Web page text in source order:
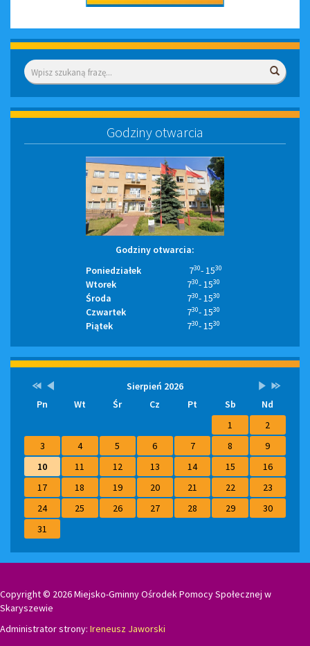
Wyszukiwarka
Godziny otwarcia
Godziny otwarcia:
Poniedziałek 730- 1530
Wtorek 730- 1530
Środa 730- 1530
Czwartek 730- 1530
Piątek 730- 1530
Kalendarz Lista
wydarzeń
Sierpień 2026Brak
w
Przestaw
na
Przestaw
na
Przestaw
na
Wrzesień
2026
Przestaw
na
Sierpień
2027
Pn Wt Śr Cz Pt Sb
Nd
1
2
3
4 5 6 7 8
9
10
11 12 13 14 15
16
17
18 19 20 21 22
23
24
25 26 27 28 29
30
31
Copyright © 2026 Miejsko-Gminny Ośrodek Pomocy Społecznej w
Skaryszewie
Administrator strony: Ireneusz Jaworski